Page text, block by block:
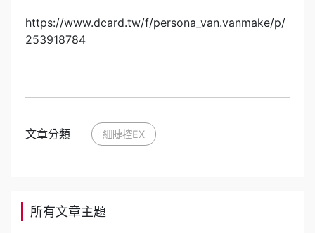
https://www.dcard.tw/f/persona_van.vanmake/p/
253918784
文章分類 細睫控EX
所有文章主題